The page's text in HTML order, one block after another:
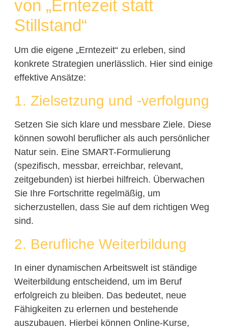
von „Erntezeit statt
Stillstand“
Um die eigene „Erntezeit“ zu erleben, sind
konkrete Strategien unerlässlich. Hier sind einige
effektive Ansätze:
1. Zielsetzung und -verfolgung
Setzen Sie sich klare und messbare Ziele. Diese
können sowohl beruflicher als auch persönlicher
Natur sein. Eine SMART-Formulierung
(spezifisch, messbar, erreichbar, relevant,
zeitgebunden) ist hierbei hilfreich. Überwachen
Sie Ihre Fortschritte regelmäßig, um
sicherzustellen, dass Sie auf dem richtigen Weg
sind.
2. Berufliche Weiterbildung
In einer dynamischen Arbeitswelt ist ständige
Weiterbildung entscheidend, um im Beruf
erfolgreich zu bleiben. Das bedeutet, neue
Fähigkeiten zu erlernen und bestehende
auszubauen. Hierbei können Online-Kurse,